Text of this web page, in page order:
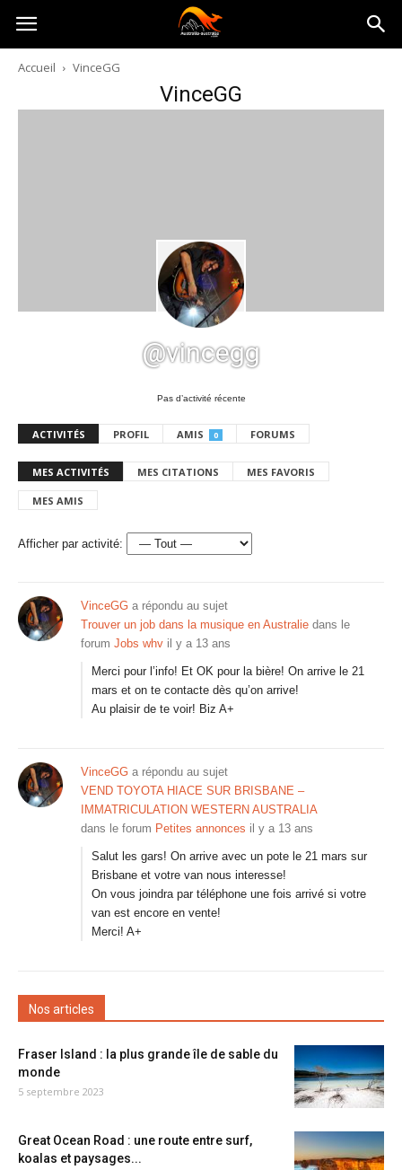
Australia-
australie.com
Accueil VinceGG
VinceGG
@vincegg
Pas d’activité récente
ACTIVITÉS PROFIL AMIS 0 FORUMS
MES ACTIVITÉS MES CITATIONS MES FAVORIS
MES AMIS
Afficher par activité:
VinceGG a répondu au sujet
Trouver un job dans la musique en Australie dans le
forum Jobs whv il y a 13 ans
Merci pour l’info! Et OK pour la bière! On arrive le 21
mars et on te contacte dès qu’on arrive!
Au plaisir de te voir! Biz A+
VinceGG a répondu au sujet
VEND TOYOTA HIACE SUR BRISBANE –
IMMATRICULATION WESTERN AUSTRALIA
dans le forum Petites annonces il y a 13 ans
Salut les gars! On arrive avec un pote le 21 mars sur
Brisbane et votre van nous interesse!
On vous joindra par téléphone une fois arrivé si votre
van est encore en vente!
Merci! A+
Nos articles
Fraser Island : la plus grande île de sable du
monde
5 septembre 2023
Great Ocean Road : une route entre surf,
koalas et paysages...